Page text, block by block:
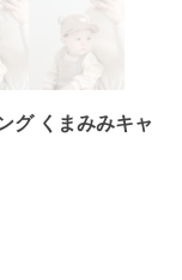
グ くまみみキャ